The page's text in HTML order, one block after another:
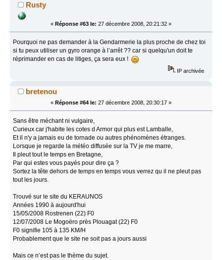
Rusty
« Réponse #63 le: 27 décembre 2008, 20:21:32 »
Pourquoi ne pas demander à la Gendarmerie la plus proche de chez toi
si tu peux utiliser un gyro orange à l’arrêt ?? car si quelqu'un doit te
réprimander en cas de litiges, ça sera eux !
IP archivée
bretenou
« Réponse #64 le: 27 décembre 2008, 20:30:17 »
Sans être méchant ni vulgaire,
Curieux car j'habite les cotes d Armor qui plus est Lamballe,
Et il n'y a jamais eu de tornade ou autres phénomènes étranges.
Lorsque je regarde la météo diffusée sur la TV je me marre,
Il pleut tout le temps en Bretagne,
Par qui estes vous payés pour dire ça ?
Sortez la tête dehors de temps en temps vous verrez qu il ne pleut pas
tout les jours.
Trouvé sur le site du KERAUNOS
Années 1990 à aujourd'hui
15/05/2008 Rostrenen (22) F0
12/07/2008 Le Mogoëro près Plouagat (22) F0
F0 signifie 105 à 135 KM/H
Probablement que le site ne soit pas a jours aussi
Mais ce n’est pas le thème du sujet.